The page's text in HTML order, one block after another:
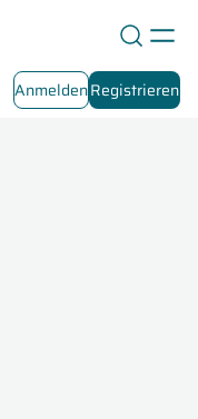
AnmeldenRegistrieren